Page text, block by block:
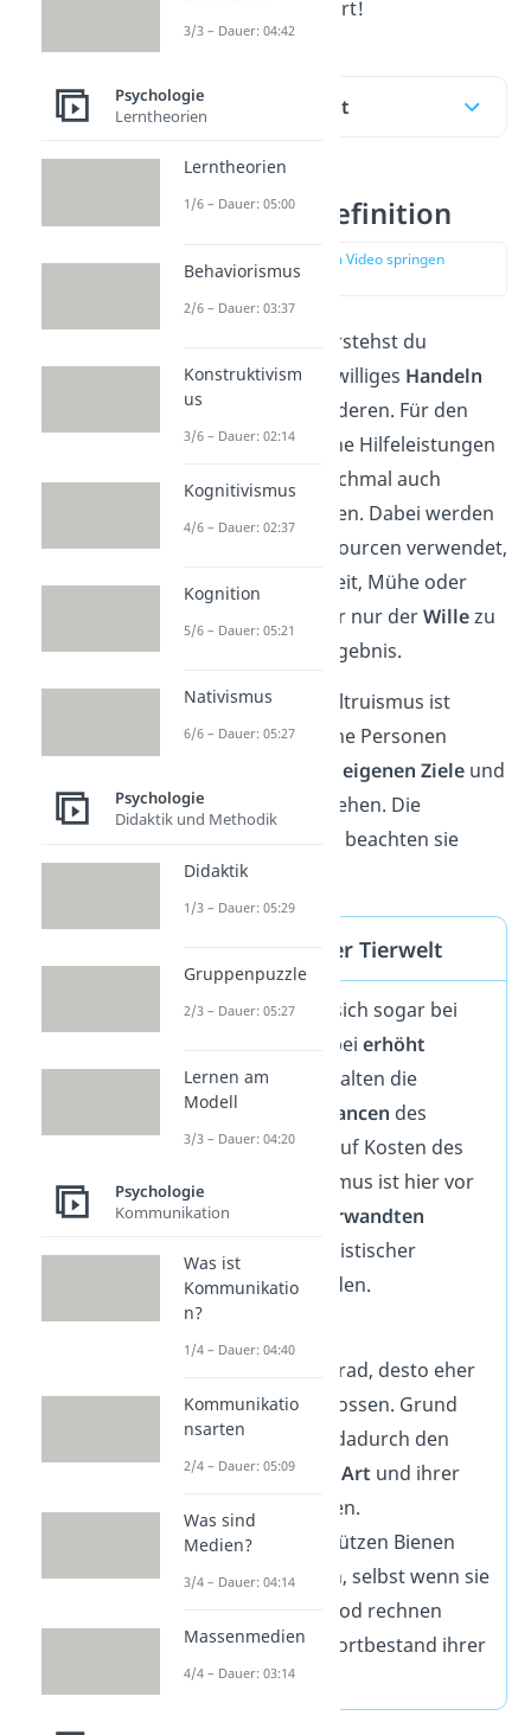
findest du die Antwort!
Inhaltsübersicht
Altruismus Definition
zur Stelle im Video springen
(00:14)
Unter Altruismus verstehst du
selbstlosesund freiwilliges Handeln
zumWohle
eines anderen. Für den
Helfenden sind solche Hilfeleistungen
mit Kosten und manchmal auch
verbunden. Dabei werden
nämlich eigene Ressourcen verwendet,
wie beispielsweise Zeit, Mühe oder
Geld. Wichtig ist aber nur derWillezu
helfen – nicht das Ergebnis.
DasGegenteil
von Altruismus ist
Egoismus. Egoistische Personen
eigenen Zieleund
ihr eigenes Wohlergehen. Die
Bedürfnisse anderer beachten sie
dabei nicht.
Altruismus in der Tierwelt
Altruismus findet sich sogar bei
Tieren wieder. Dabei erhöht
altruistisches Verhalten die
Fortpflanzungschancen des
Hilfeempfängers auf Kosten des
Helfenden. Altruismus ist hier vor
allem zwischen
verwandten
Lebewesen
(nepotistischer
Altruismus) zu finden.
Verwandtschaftsgrad, desto eher
helfen sich Artgenossen. Grund
dafür ist, dass sie dadurch den
Fortbestand ihrer Art und ihrer
Gene sichern wollen.
Beispielsweise schützen Bienen
ihre Bienenkönigin, selbst wenn sie
mit dem eigenen Tod rechnen
müssen, um den Fortbestand ihrer
Art zu sichern.
3/3 – Dauer: 04:42
Psychologie
Lerntheorien
Lerntheorien
1/6 – Dauer: 05:00
Behaviorismus
2/6 – Dauer: 03:37
Konstruktivism
us
3/6 – Dauer: 02:14
Kognitivismus
4/6 – Dauer: 02:37
Kognition
5/6 – Dauer: 05:21
Nativismus
6/6 – Dauer: 05:27
Psychologie
Didaktik und Methodik
Didaktik
1/3 – Dauer: 05:29
Gruppenpuzzle
2/3 – Dauer: 05:27
Lernen am
Modell
3/3 – Dauer: 04:20
Psychologie
Kommunikation
Was ist
Kommunikatio
n?
1/4 – Dauer: 04:40
Kommunikatio
nsarten
2/4 – Dauer: 05:09
Was sind
Medien?
3/4 – Dauer: 04:14
Massenmedien
4/4 – Dauer: 03:14